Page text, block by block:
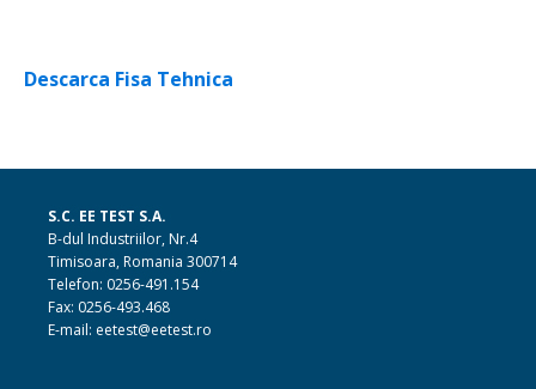
Descarca Fisa Tehnica
S.C. EE TEST S.A.
B-dul Industriilor, Nr.4
Timisoara, Romania 300714
Telefon: 0256-491.154
Fax: 0256-493.468
E-mail: eetest@eetest.ro